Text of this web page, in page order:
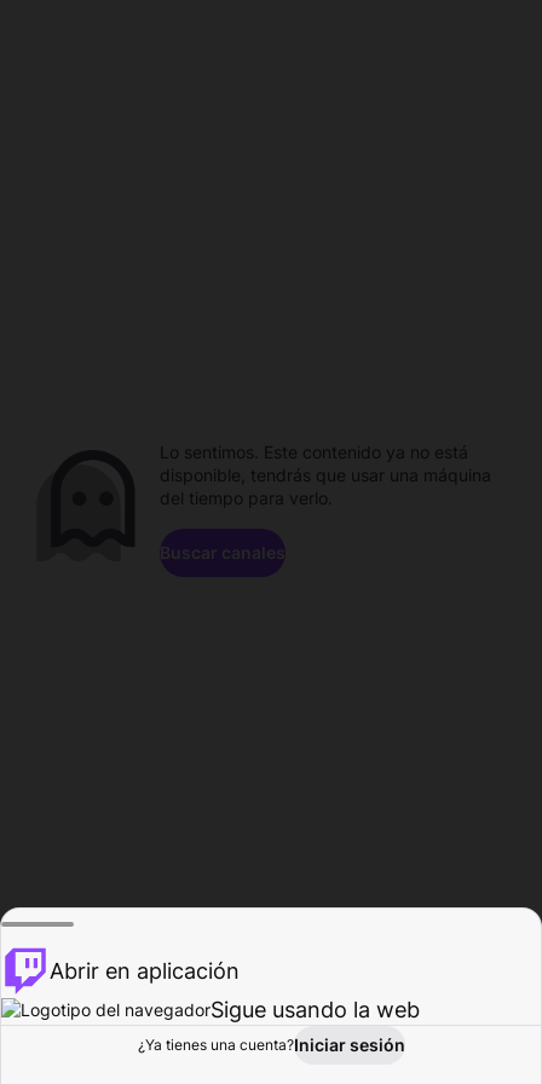
Explorar Actividad
Lo sentimos. Este contenido ya no está
disponible, tendrás que usar una máquina
del tiempo para verlo.
Buscar canales
Abrir en aplicación
Sigue usando la web
¿Ya tienes una cuenta?Iniciar sesión